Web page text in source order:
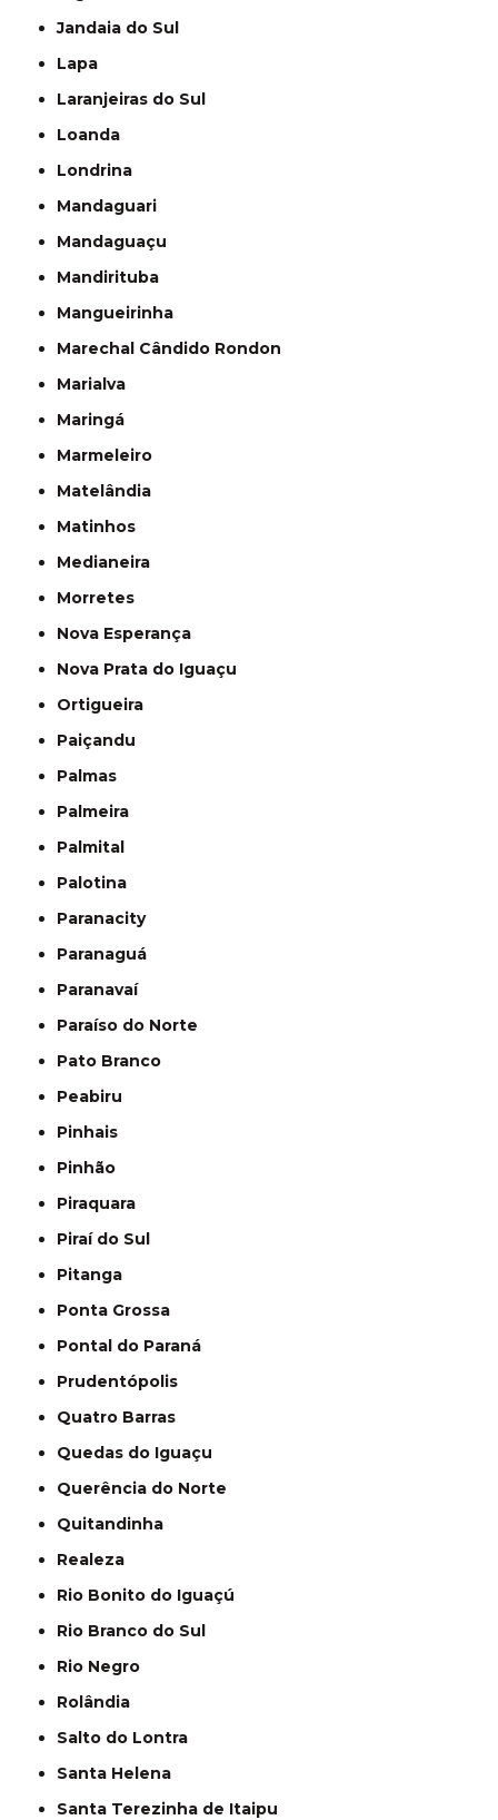
Jandaia do Sul
Lapa
Laranjeiras do Sul
Loanda
Londrina
Mandaguari
Mandaguaçu
Mandirituba
Mangueirinha
Marechal Cândido Rondon
Marialva
Maringá
Marmeleiro
Matelândia
Matinhos
Medianeira
Morretes
Nova Esperança
Nova Prata do Iguaçu
Ortigueira
Paiçandu
Palmas
Palmeira
Palmital
Palotina
Paranacity
Paranaguá
Paranavaí
Paraíso do Norte
Pato Branco
Peabiru
Pinhais
Pinhão
Piraquara
Piraí do Sul
Pitanga
Ponta Grossa
Pontal do Paraná
Prudentópolis
Quatro Barras
Quedas do Iguaçu
Querência do Norte
Quitandinha
Realeza
Rio Bonito do Iguaçú
Rio Branco do Sul
Rio Negro
Rolândia
Salto do Lontra
Santa Helena
Santa Terezinha de Itaipu